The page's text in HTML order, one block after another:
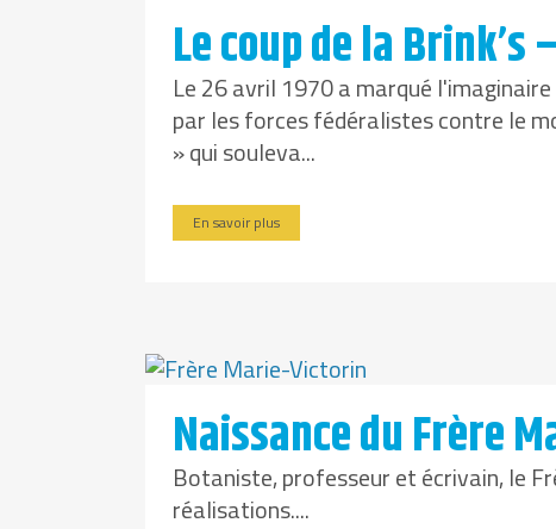
Le coup de la Brink’s
Le 26 avril 1970 a marqué
par les forces fédéralistes contre le
» qui souleva...
En savoir plus
Naissance du Frère
Botaniste, professeur et écrivain, le
réalisations....